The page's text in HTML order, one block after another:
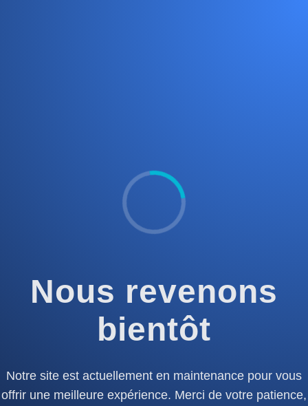
Nous revenons
bientôt
Notre site est actuellement en maintenance pour vous
offrir une meilleure expérience. Merci de votre patience,